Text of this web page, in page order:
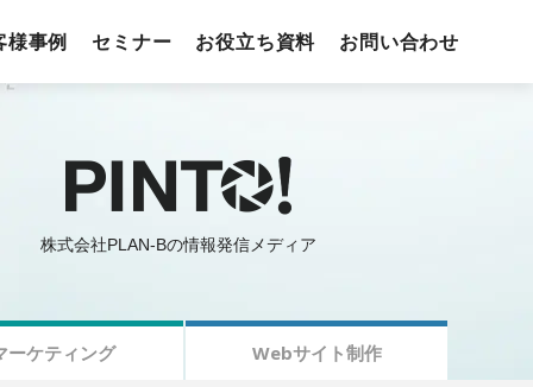
様事例 セミナー お役立ち資料 お問い合わせ
株式会社PLAN-Bの情報発信メディア
ーケティング Webサイト制作